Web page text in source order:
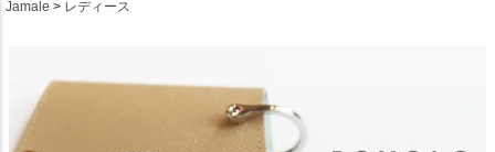
Jamale レディース